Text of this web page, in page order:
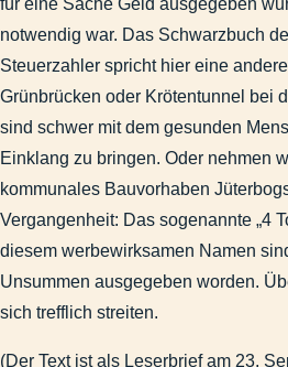
Brandenburg
Garnisongeschichte
Veröffentlichungen
Stadtgeschichte
Impressum
Suchen & Finden
Abbildungen-deaktiviert
für eine Sache Geld ausgegeben
notwendig war. Das Schwarzbuch
Steuerzahler spricht hier eine
Grünbrücken oder Krötentunnel bei
sind schwer mit dem gesunden
Einklang zu bringen. Oder nehmen
kommunales Bauvorhaben
Vergangenheit: Das sogenannte „4
diesem werbewirksamen Namen
Unsummen ausgegeben worden.
sich trefflich streiten.
(Der Text ist als Leserbrief am 23.